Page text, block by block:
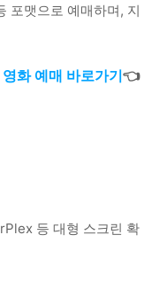
포맷으로 예매하며, 지
화 예매 바로가기👈
등 대형 스크린 확